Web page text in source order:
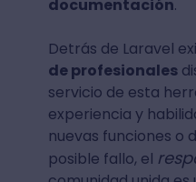
documentación.
Detrás de Laravel
de profesionales
servicio de esta
experiencia y
nuevas funciones o
posible fallo, el